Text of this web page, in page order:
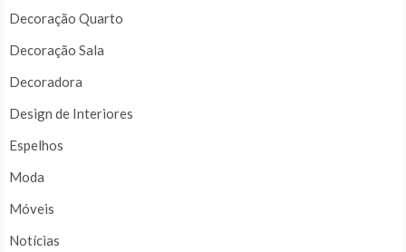
Decoração Quarto
Decoração Sala
Decoradora
Design de Interiores
Espelhos
Moda
Móveis
Notícias